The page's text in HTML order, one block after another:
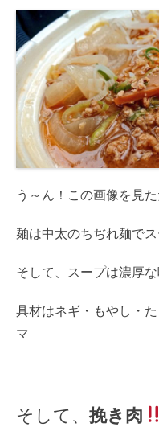
う～ん！この画像を見
麺は中太のちぢれ麺で
そして、スープは濃厚
具材はネギ・もやし・
マ
そして、 挽き肉